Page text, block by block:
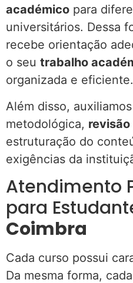
académico para
universitários. Dessa
recebe orientação
o seu trabalho
organizada e eficiente.
Além disso,
metodológica,
estruturação do
exigências da
Atendimento
para
Coimbra
Cada curso possui
Da mesma forma,